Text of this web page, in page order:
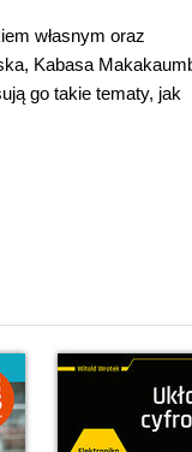
własnym oraz
Kabasa
go takie tematy, jak